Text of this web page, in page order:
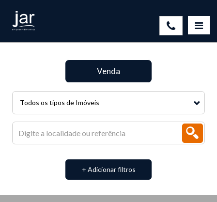
Todos os tipos de Imóveis
Venda
+ Adicionar filtros